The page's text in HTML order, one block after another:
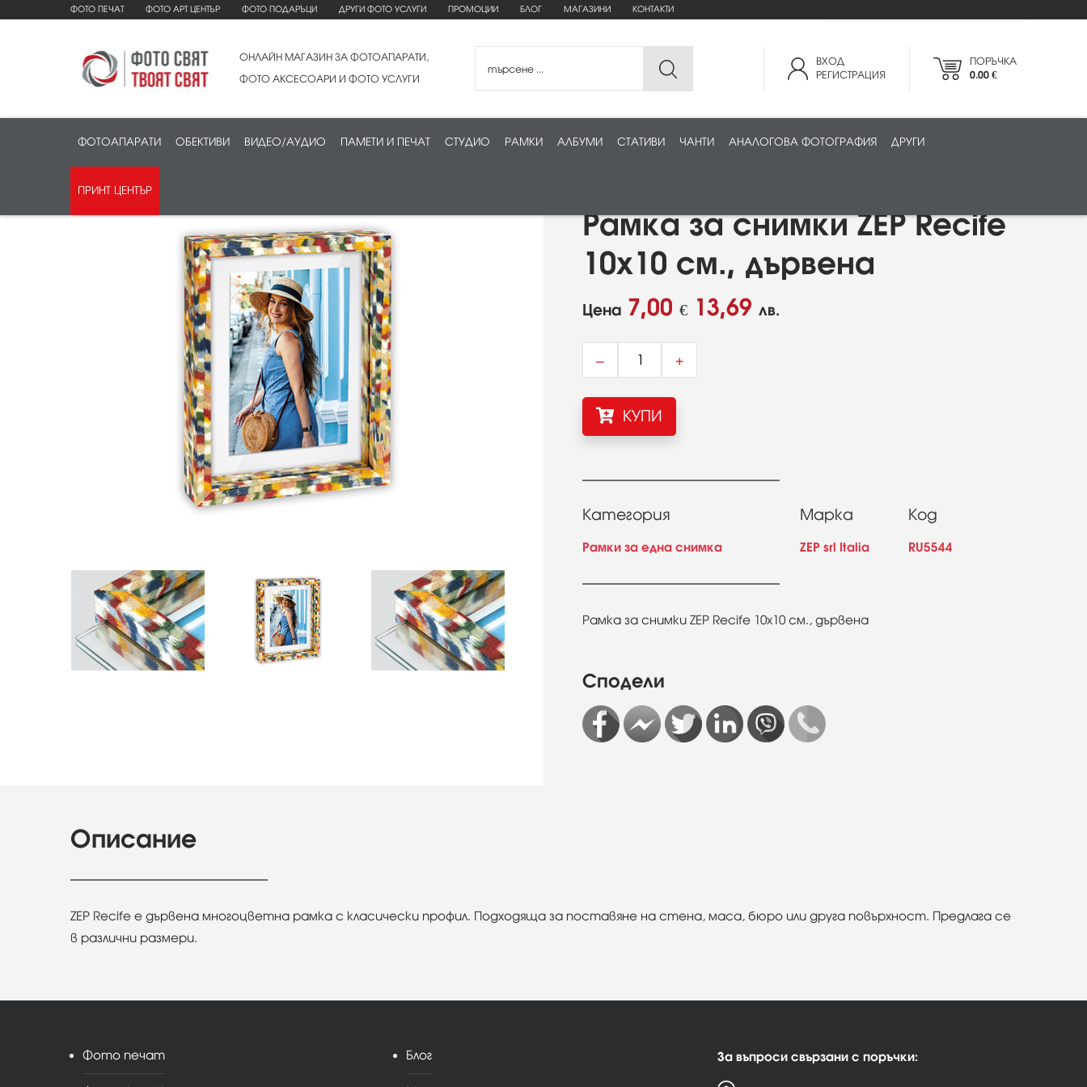
ФОТО ПЕЧАТ ФОТО АРТ ЦЕНТЪР ФОТО ПОДАРЪЦИ ДРУГИ ФОТО УСЛУГИ ПРОМОЦИИ БЛОГ МАГАЗИНИ КОНТАКТИ
ОНЛАЙН МАГАЗИН ЗА ФОТОАПАРАТИ,
ФОТО АКСЕСОАРИ И ФОТО УСЛУГИ
ВХОД
РЕГИСТРАЦИЯ
ПОРЪЧКА
0.00 €
ФОТОАПАРАТИ ОБЕКТИВИ ВИДЕО/АУДИО ПАМЕТИ И ПЕЧАТ СТУДИО РАМКИ АЛБУМИ СТАТИВИ ЧАНТИ АНАЛОГОВА ФОТОГРАФИЯ ДРУГИ
ПРИНТ ЦЕНТЪР
Рамка за снимки ZEP Recife
10x10 см., дървена
Цена 7,00 € 13,69 лв.
– +
КУПИ
Категория
Рамки за една снимка
Марка
ZEP srl Italia
Код
RU5544
Рамка за снимки ZEP Recife 10x10 см., дървена
Сподели
Описание
ZEP Recife e дървена многоцветна рамка с класически профил. Подходяща за поставяне на стена, маса, бюро или друга повърхност. Предлага се
в различни размери.
Фото печат Блог За въпроси свързани с поръчки: